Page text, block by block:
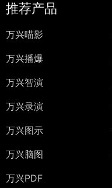
推荐产品
万兴喵影
万兴播爆
万兴智演
万兴录演
万兴图示
万兴脑图
万兴PDF